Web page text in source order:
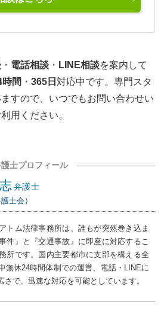
・ 電話相談 ・ LINE相談を案内して
時間 ・ 365日 対応中です。専門スタ
すので、いつでもお問い合わせい
用ください。
士プロフィール
弁護士
士会）
トム法律事務所は、誰もが突然巻き込ま
件』と『交通事故』に即座に対応するこ
所です。国内主要都市に支部を構える全
無休24時間体制での運営、電話・LINEに
で、迅速な対応を可能としています。